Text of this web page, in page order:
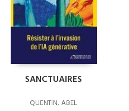
SANCTUAIRES
QUENTIN, ABEL